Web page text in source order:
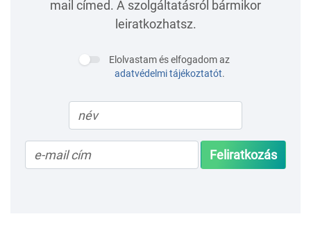
mail címed. A szolgáltatásról bármikor
leiratkozhatsz.
Elolvastam és elfogadom az
adatvédelmi tájékoztatót.
Feliratkozás